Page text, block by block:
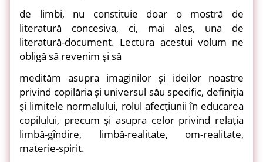
de limbi, nu constituie doar o mostră de
literatură concesiva, ci, mai ales, una de
literatură-document. Lectura acestui volum ne
obligă să revenim şi să
medităm asupra imaginilor şi ideilor noastre
privind copilăria şi universul său specific, definiţia
şi limitele normalului, rolul afecţiunii în educarea
copilului, precum şi asupra celor privind relaţia
limbă-gîndire, limbă-realitate, om-realitate,
materie-spirit.